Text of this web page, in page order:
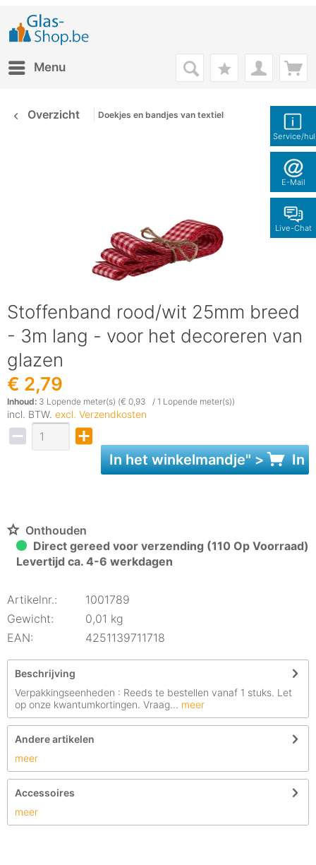
Service/
E-Mail
Live-Chat
Menu
Overzicht Doekjes en bandjes van textiel
Stoffenband rood/wit 25mm breed
- 3m lang - voor het decoreren van
glazen
€ 2,79
Inhoud: 3 Lopende meter(s) (€ 0,93 / 1 Lopende meter(s))
incl. BTW. excl. Verzendkosten
In hetwinkelmandje" > In
Onthouden
Direct gereed voor verzending (110 Op Voorraad)
Levertijd ca. 4-6 werkdagen
Artikelnr.:
1001789
Gewicht:
0,01 kg
EAN:
4251139711718
Beschrijving
Verpakkingseenheden : Reeds te bestellen vanaf 1 stuks. Let
op onze kwantumkortingen. Vraag... meer
Andere artikelen
meer
Accessoires
meer